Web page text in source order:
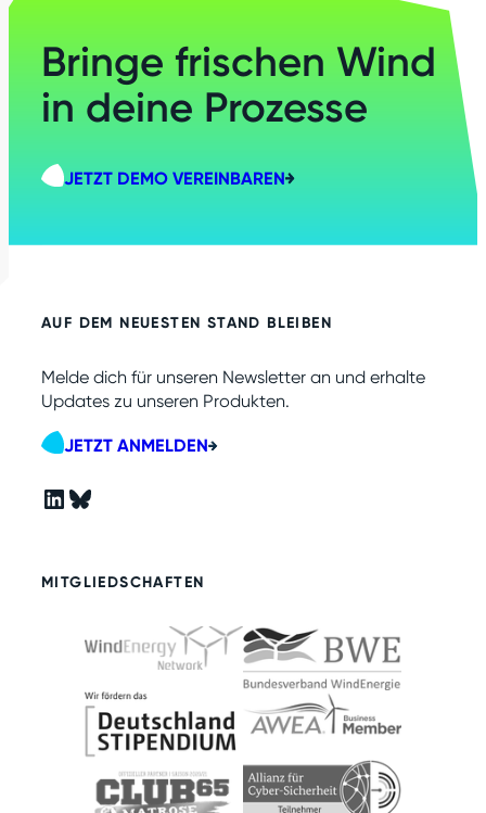
Bringe frischen Wind
in deine Prozesse
JETZT DEMO VEREINBAREN
AUF DEM NEUESTEN STAND BLEIBEN
Melde dich für unseren Newsletter an und erhalte
Updates zu unseren Produkten.
JETZT ANMELDEN
LinkedIn Bluesky
MITGLIEDSCHAFTEN